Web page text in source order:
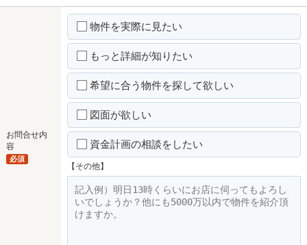
お問合せ内
容
必須
物件を実際に見たい
もっと詳細が知りたい
希望に合う物件を探して欲しい
図面が欲しい
資金計画の相談をしたい
【その他】